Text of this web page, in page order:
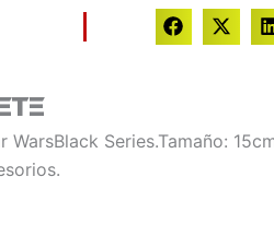
Series.Tamaño: